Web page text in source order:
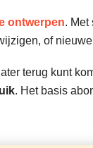
ontwerpen. Met
of
terug kunt
. Het basis